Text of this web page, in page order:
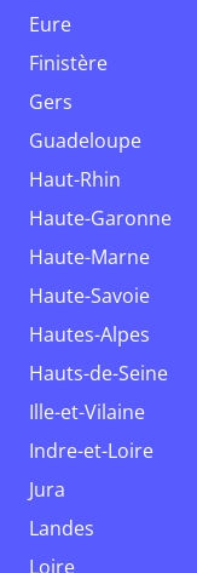
Eure
Finistère
Gers
Guadeloupe
Haut-Rhin
Haute-Garonne
Haute-Marne
Haute-Savoie
Hautes-Alpes
Hauts-de-Seine
Ille-et-Vilaine
Indre-et-Loire
Jura
Landes
Loire